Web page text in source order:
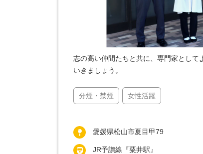
志の高い仲間たちと共に、専門家とし
いきましょう。
分煙・禁煙 女性活躍
愛媛県松山市夏目甲79
JR予讃線『粟井駅』